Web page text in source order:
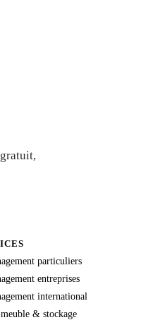
particuliers
entreprises
international
& stockage